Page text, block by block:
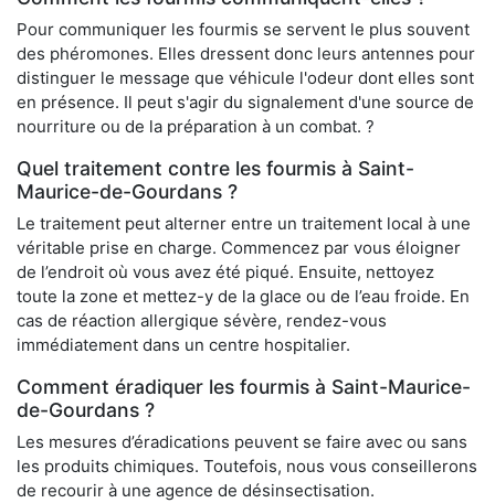
Pour communiquer les fourmis se servent le plus souvent
des phéromones. Elles dressent donc leurs antennes pour
distinguer le message que véhicule l'odeur dont elles sont
en présence. Il peut s'agir du signalement d'une source de
nourriture ou de la préparation à un combat. ?
Quel traitement contre les fourmis à Saint-
Maurice-de-Gourdans ?
Le traitement peut alterner entre un traitement local à une
véritable prise en charge. Commencez par vous éloigner
de l’endroit où vous avez été piqué. Ensuite, nettoyez
toute la zone et mettez-y de la glace ou de l’eau froide. En
cas de réaction allergique sévère, rendez-vous
immédiatement dans un centre hospitalier.
Comment éradiquer les fourmis à Saint-Maurice-
de-Gourdans ?
Les mesures d’éradications peuvent se faire avec ou sans
les produits chimiques. Toutefois, nous vous conseillerons
de recourir à une agence de désinsectisation.